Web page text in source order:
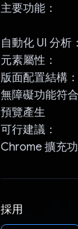
主要功能：
自動化 UI 分析
元素屬性：
版面配置結構：
無障礙功能符
預覽產生
可行建議：
Chrome 擴充
採用